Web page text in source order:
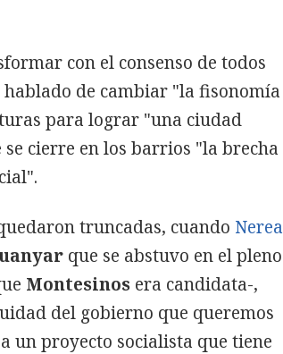
con el consenso de todos
de cambiar "la fisonomía
para lograr "una ciudad
cierre en los barrios "la brecha
truncadas, cuando Nerea
que se abstuvo en el pleno
Montesinos era candidata-,
del gobierno que queremos
un proyecto socialista que tiene